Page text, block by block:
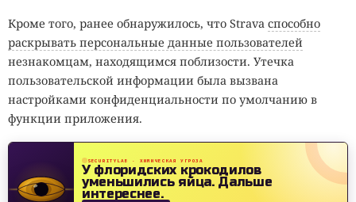
Кроме того, ранее обнаружилось, что Strava способно
раскрывать персональные данные пользователей
незнакомцам, находящимся поблизости. Утечка
пользовательской информации была вызвана
настройками конфиденциальности по умолчанию в
функции приложения.
SECURITYLAB · ХИМИЧЕСКАЯ УГРОЗА
У флоридских крокодилов
уменьшились яйца.Дальше
интереснее.